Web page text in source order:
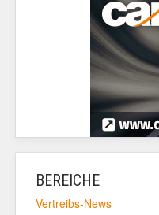
BEREICHE
Vertreibs-News